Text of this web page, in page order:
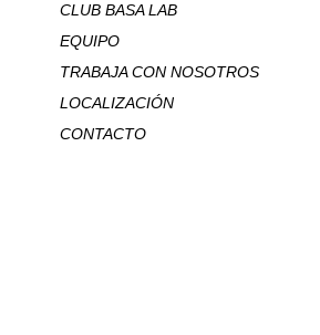
CLUB BASA LAB
EQUIPO
TRABAJA CON NOSOTROS
LOCALIZACIÓN
CONTACTO